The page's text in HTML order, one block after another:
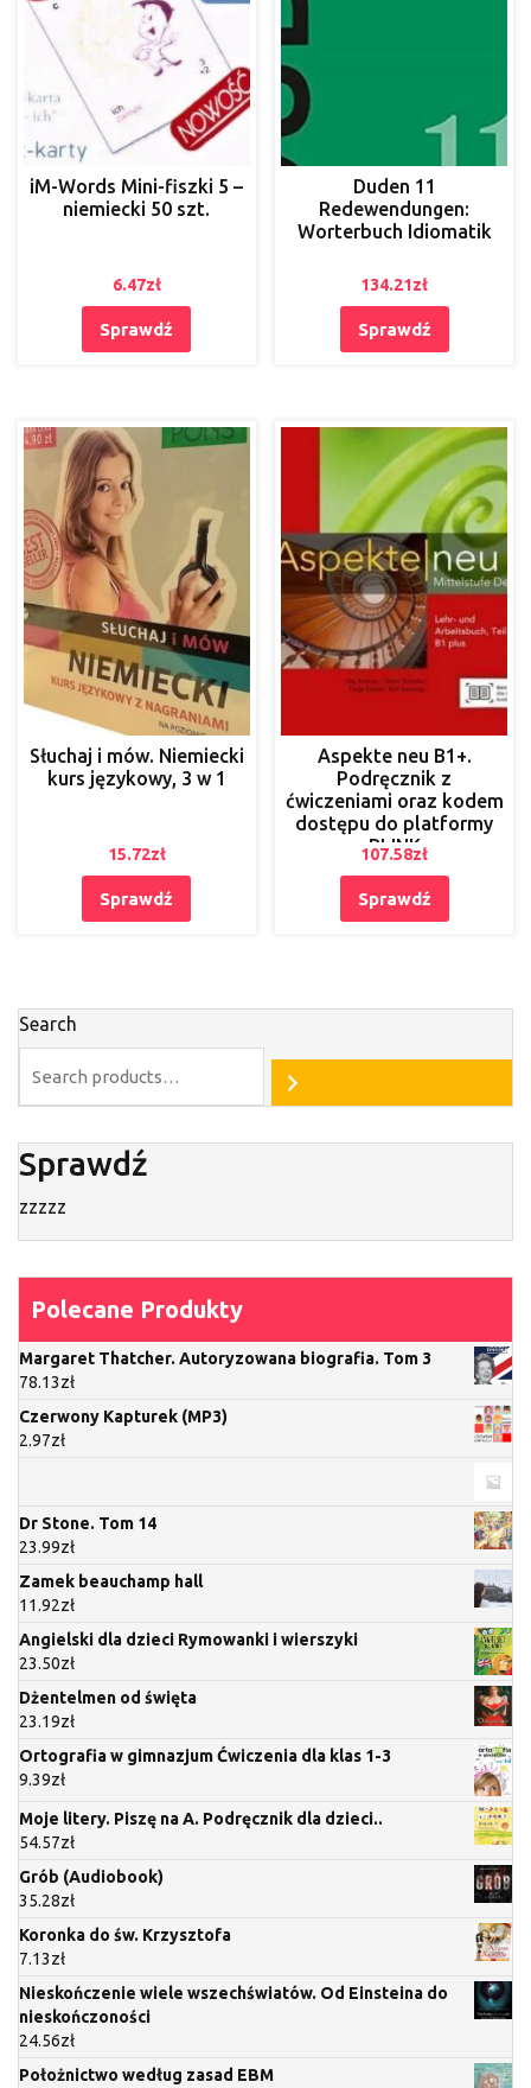
iM-Words Mini-fiszki 5 –
niemiecki 50 szt.
6.47zł
Sprawdź
Duden 11
Redewendungen:
Worterbuch Idiomatik
134.21zł
Sprawdź
Słuchaj i mów. Niemiecki
kurs językowy, 3 w 1
15.72zł
Sprawdź
Aspekte neu B1+.
Podręcznik z
ćwiczeniami oraz kodem
dostępu do platformy
BLINK
107.58zł
Sprawdź
Search
Sprawdź
zzzzz
Polecane Produkty
Margaret Thatcher. Autoryzowana biografia. Tom 3
78.13zł
Czerwony Kapturek (MP3)
2.97zł
Dr Stone. Tom 14
23.99zł
Zamek beauchamp hall
11.92zł
Angielski dla dzieci Rymowanki i wierszyki
23.50zł
Dżentelmen od święta
23.19zł
Ortografia w gimnazjum Ćwiczenia dla klas 1-3
9.39zł
Moje litery. Piszę na A. Podręcznik dla dzieci..
54.57zł
Grób (Audiobook)
35.28zł
Koronka do św. Krzysztofa
7.13zł
Nieskończenie wiele wszechświatów. Od Einsteina do
nieskończoności
24.56zł
Położnictwo według zasad EBM